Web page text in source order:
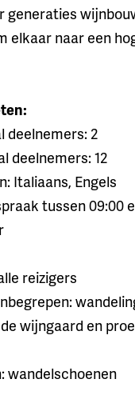
generaties
elkaar naar een
deelnemers: 2
deelnemers: 12
Italiaans, Engels
tussen 09:00
reizigers
wijngaard en
wandelschoenen